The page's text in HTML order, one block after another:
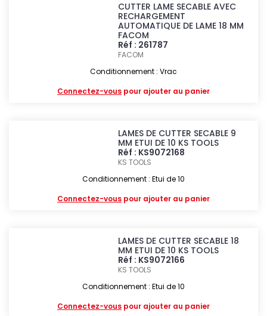
CUTTER LAME SECABLE AVEC
RECHARGEMENT
AUTOMATIQUE DE LAME 18 MM
FACOM
Réf : 261787
FACOM
Conditionnement : Vrac
Connectez-vous pour ajouter au panier
LAMES DE CUTTER SECABLE 9
MM ETUI DE 10 KS TOOLS
Réf : KS9072168
KS TOOLS
Conditionnement : Etui de 10
Connectez-vous pour ajouter au panier
LAMES DE CUTTER SECABLE 18
MM ETUI DE 10 KS TOOLS
Réf : KS9072166
KS TOOLS
Conditionnement : Etui de 10
Connectez-vous pour ajouter au panier